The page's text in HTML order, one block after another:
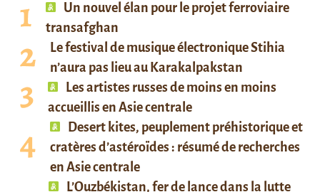
Un nouvel élan pour le projet ferroviaire
transafghan
Le festival de musique électronique Stihia
n’aura pas lieu au Karakalpakstan
Les artistes russes de moins en moins
accueillis en Asie centrale
Desert kites, peuplement préhistorique et
cratères d’astéroïdes : résumé de recherches
en Asie centrale
L’Ouzbékistan, fer de lance dans la lutte